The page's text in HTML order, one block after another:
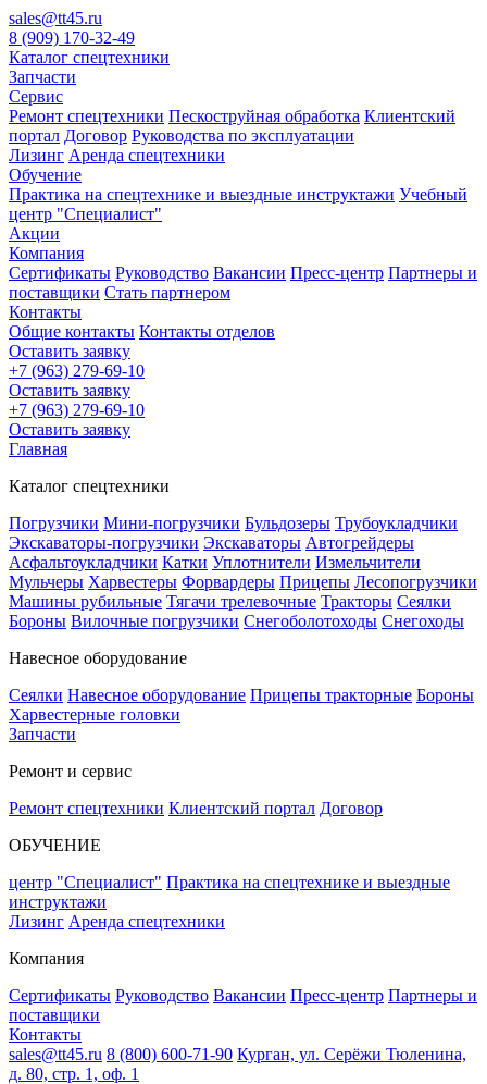
sales@tt45.ru
8 (909) 170-32-49
Каталог спецтехники
Запчасти
Сервис
Ремонт спецтехники Пескоструйная обработка Клиентский
портал Договор Руководства по эксплуатации
Лизинг Аренда спецтехники
Обучение
Практика на спецтехнике и выездные инструктажи Учебный
центр "Специалист"
Акции
Компания
Сертификаты Руководство Вакансии Пресс-центр Партнеры и
поставщики Стать партнером
Контакты
Общие контакты Контакты отделов
Оставить заявку
+7 (963) 279-69-10
Оставить заявку
+7 (963) 279-69-10
Оставить заявку
Главная
Каталог спецтехники
Погрузчики Мини-погрузчики Бульдозеры Трубоукладчики
Экскаваторы-погрузчики Экскаваторы Автогрейдеры
Асфальтоукладчики Катки Уплотнители Измельчители
Мульчеры Харвестеры Форвардеры Прицепы Лесопогрузчики
Машины рубильные Тягачи трелевочные Тракторы Сеялки
Бороны Вилочные погрузчики Снегоболотоходы Снегоходы
Навесное оборудование
Сеялки Навесное оборудование Прицепы тракторные Бороны
Харвестерные головки
Запчасти
Ремонт и сервис
Ремонт спецтехники Клиентский портал Договор
ОБУЧЕНИЕ
центр "Специалист" Практика на спецтехнике и выездные
инструктажи
Лизинг Аренда спецтехники
Компания
Сертификаты Руководство Вакансии Пресс-центр Партнеры и
поставщики
Контакты
sales@tt45.ru 8 (800) 600-71-90 Курган, ул. Серёжи Тюленина,
д. 80, стр. 1, оф. 1